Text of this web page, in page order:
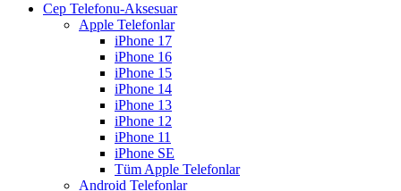
Cep Telefonu-Aksesuar
Apple Telefonlar
iPhone 17
iPhone 16
iPhone 15
iPhone 14
iPhone 13
iPhone 12
iPhone 11
iPhone SE
Tüm Apple Telefonlar
Android Telefonlar